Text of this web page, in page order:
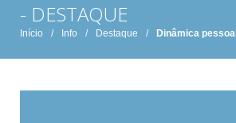
- DESTAQUE
Início / Info / Destaque / Dinâmica pessoal